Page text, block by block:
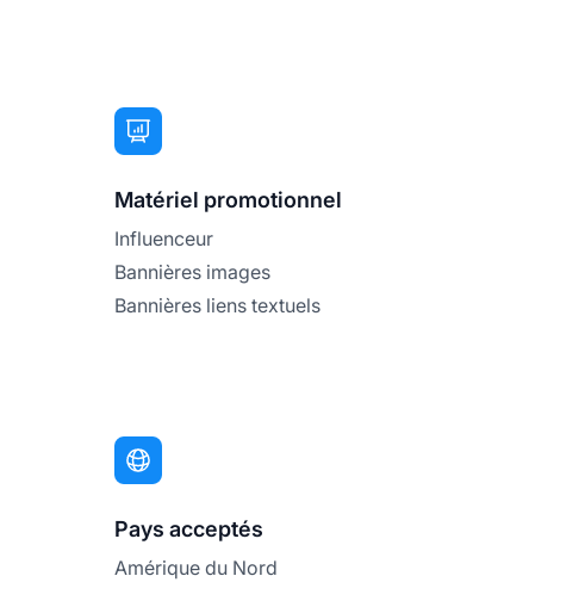
Matériel promotionnel
Influenceur
Bannières images
Bannières liens textuels
Pays acceptés
Amérique du Nord